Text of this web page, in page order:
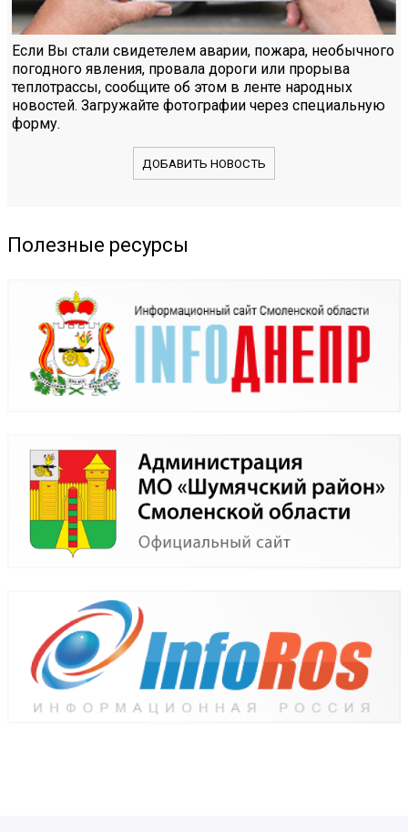
Если Вы стали свидетелем аварии, пожара, необычного
погодного явления, провала дороги или прорыва
теплотрассы, сообщите об этом в ленте народных
новостей. Загружайте фотографии через специальную
форму.
ДОБАВИТЬ НОВОСТЬ
Полезные ресурсы